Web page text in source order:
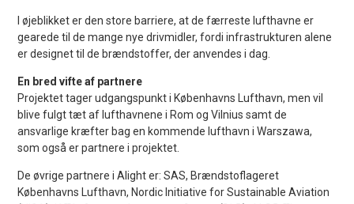
I øjeblikket er den store barriere, at de færreste lufthavne er
gearede til de mange nye drivmidler, fordi infrastrukturen alene
er designet til de brændstoffer, der anvendes i dag.
En bred vifte af partnere
Projektet tager udgangspunkt i Københavns Lufthavn, men vil
blive fulgt tæt af lufthavnene i Rom og Vilnius samt de
ansvarlige kræfter bag en kommende lufthavn i Warszawa,
som også er partnere i projektet.
De øvrige partnere i Alight er: SAS, Brændstoflageret
Københavns Lufthavn, Nordic Initiative for Sustainable Aviation